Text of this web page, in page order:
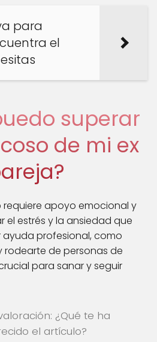
para
el
superar
de mi ex
requiere apoyo emocional y
el estrés y la ansiedad que
ayuda profesional, como
rodearte de personas de
para sanar y seguir
¿Qué te ha
el artículo?